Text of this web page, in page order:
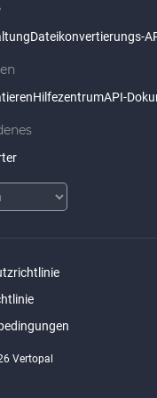
Dateikonvertierungs-
HilfezentrumAPI-
Vertopal